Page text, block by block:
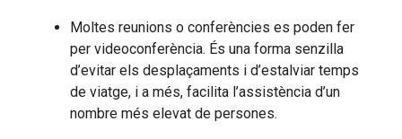
Moltes reunions o conferències es poden fer
per videoconferència. És una forma senzilla
d’evitar els desplaçaments i d’estalviar temps
de viatge, i a més, facilita l’assistència d’un
nombre més elevat de persones.